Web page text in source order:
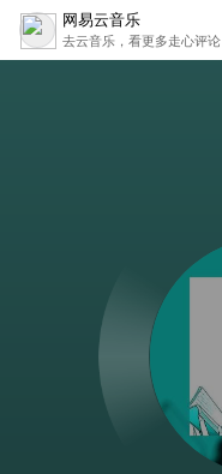
网易云音乐
去云音乐，看更多走心评论